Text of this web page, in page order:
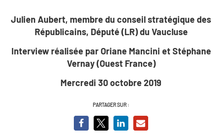
Julien Aubert, membre du conseil stratégique des
Républicains, Député (LR) du Vaucluse
Interview réalisée par Oriane Mancini et Stéphane
Vernay (Ouest France)
Mercredi 30 octobre 2019
PARTAGER SUR :